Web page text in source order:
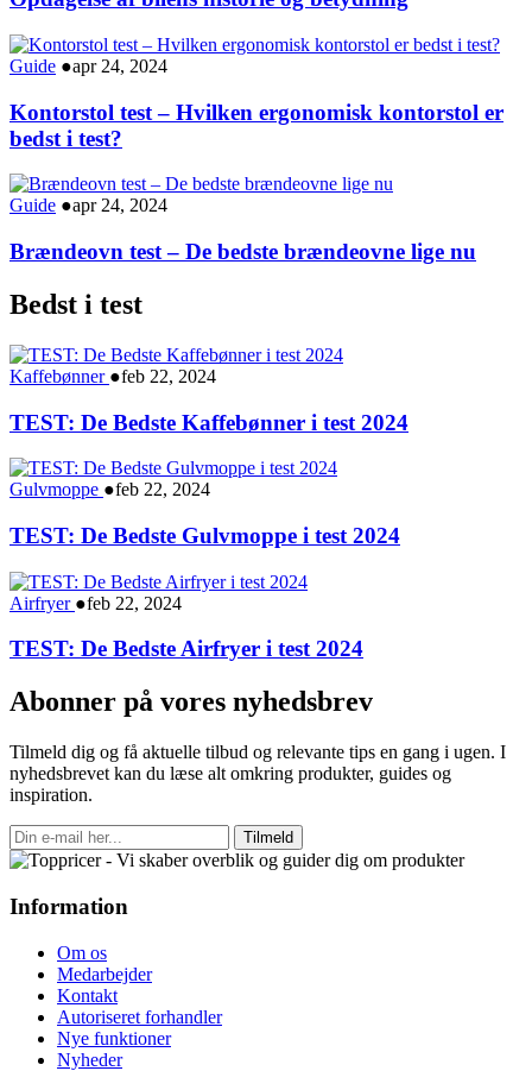
Guide ●apr 24, 2024
Kontorstol test – Hvilken ergonomisk kontorstol er
bedst i test?
Guide ●apr 24, 2024
Brændeovn test – De bedste brændeovne lige nu
Bedst i test
Kaffebønner ●feb 22, 2024
TEST: De Bedste Kaffebønner i test 2024
Gulvmoppe ●feb 22, 2024
TEST: De Bedste Gulvmoppe i test 2024
Airfryer ●feb 22, 2024
TEST: De Bedste Airfryer i test 2024
Abonner på vores nyhedsbrev
Tilmeld dig og få aktuelle tilbud og relevante tips en gang i ugen. I
nyhedsbrevet kan du læse alt omkring produkter, guides og
inspiration.
Tilmeld
Information
Om os
Medarbejder
Kontakt
Autoriseret forhandler
Nye funktioner
Nyheder